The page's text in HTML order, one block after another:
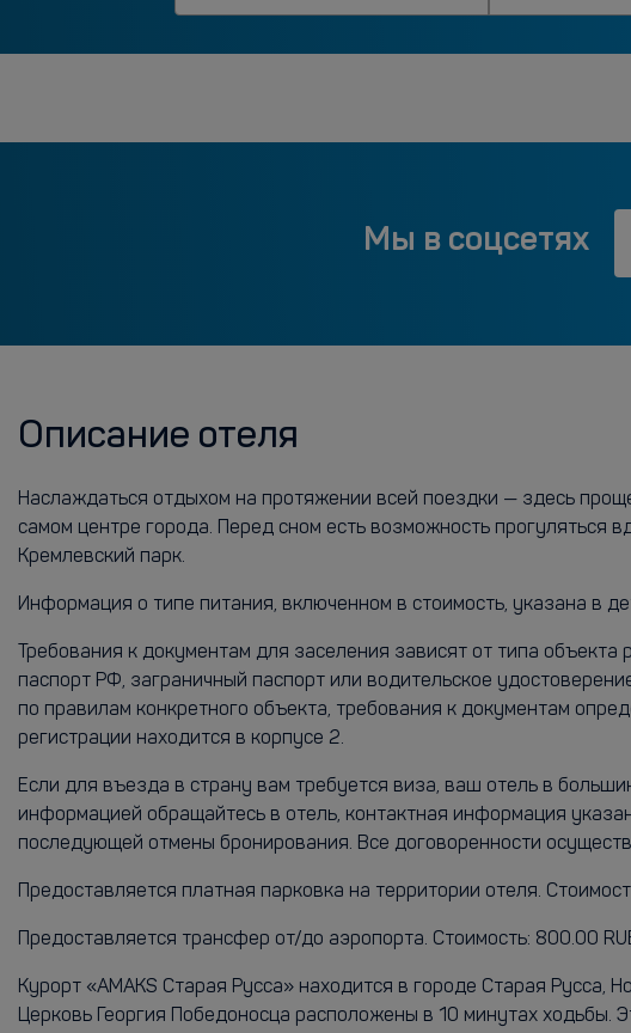
Мы в соцсетях
Описание отеля
Наслаждаться отдыхом на протяжении всей поездки — здесь
самом центре города. Перед сном есть возможность
Кремлевский парк.
Информация о типе питания, включенном в стоимость, указана в
Требования к документам для заселения зависят от типа
паспорт РФ, заграничный паспорт или водительское
по правилам конкретного объекта, требования к документам
регистрации находится в корпусе 2.
Если для въезда в страну вам требуется виза, ваш отель в
информацией обращайтесь в отель, контактная информация
последующей отмены бронирования. Все договоренности
Предоставляется платная парковка на территории отеля.
Предоставляется трансфер от/до аэропорта. Стоимость: 800.00
Курорт «AMAKS Старая Русса» находится в городе Старая Русса,
Церковь Георгия Победоносца расположены в 10 минутах